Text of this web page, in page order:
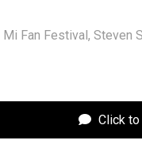
Mi Fan Festival, Steven
Click